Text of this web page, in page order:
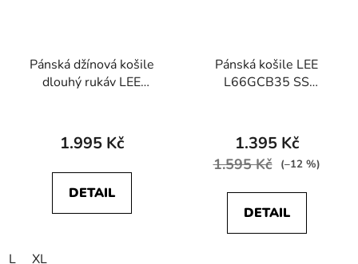
Pánská džínová košile
dlouhý rukáv LEE
Roaring Rapid
1.995 Kč
DETAIL
L XL
Pánská košile LEE
L66GCB35 SS
1.395 Kč
1.595 Kč (–12 %)
DETAIL